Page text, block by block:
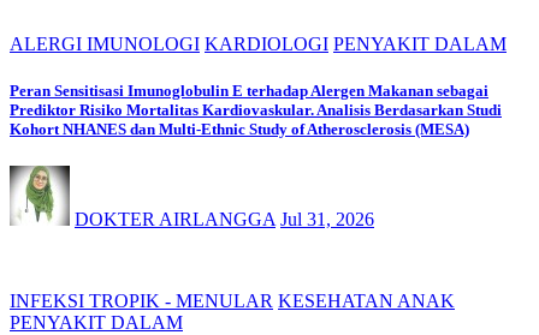
ALERGI IMUNOLOGI KARDIOLOGI PENYAKIT DALAM
Peran Sensitisasi Imunoglobulin E terhadap Alergen Makanan sebagai
Prediktor Risiko Mortalitas Kardiovaskular. Analisis Berdasarkan Studi
Kohort NHANES dan Multi-Ethnic Study of Atherosclerosis (MESA)
DOKTER AIRLANGGA Jul 31, 2026
INFEKSI TROPIK - MENULAR KESEHATAN ANAK
PENYAKIT DALAM